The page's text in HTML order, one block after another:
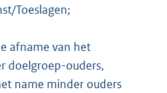
Toeslagen;
afname van het
doelgroep-ouders,
name minder ouders